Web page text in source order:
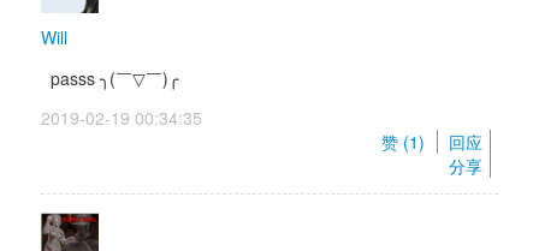
Will
passs ╮(￣▽￣)╭
2019-02-19 00:34:35
赞 (1)
回应
分享